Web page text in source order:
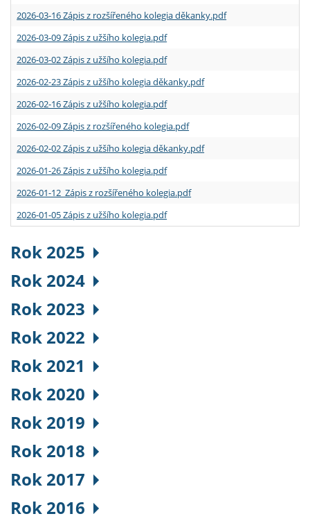
2026-03-16 Zápis z rozšířeného kolegia děkanky.pdf
2026-03-09 Zápis z užšího kolegia.pdf
2026-03-02 Zápis z užšího kolegia.pdf
2026-02-23 Zápis z užšího kolegia děkanky.pdf
2026-02-16 Zápis z užšího kolegia.pdf
2026-02-09 Zápis z rozšířeného kolegia.pdf
2026-02-02 Zápis z užšího kolegia děkanky.pdf
2026-01-26 Zápis z užšího kolegia.pdf
2026-01-12 Zápis z rozšířeného kolegia.pdf
2026-01-05 Zápis z užšího kolegia.pdf
Rok 2025
Rok 2024
Rok 2023
Rok 2022
Rok 2021
Rok 2020
Rok 2019
Rok 2018
Rok 2017
Rok 2016